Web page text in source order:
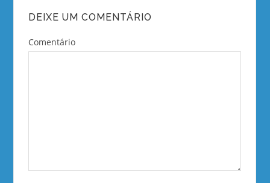
DEIXE UM COMENTÁRIO
Comentário